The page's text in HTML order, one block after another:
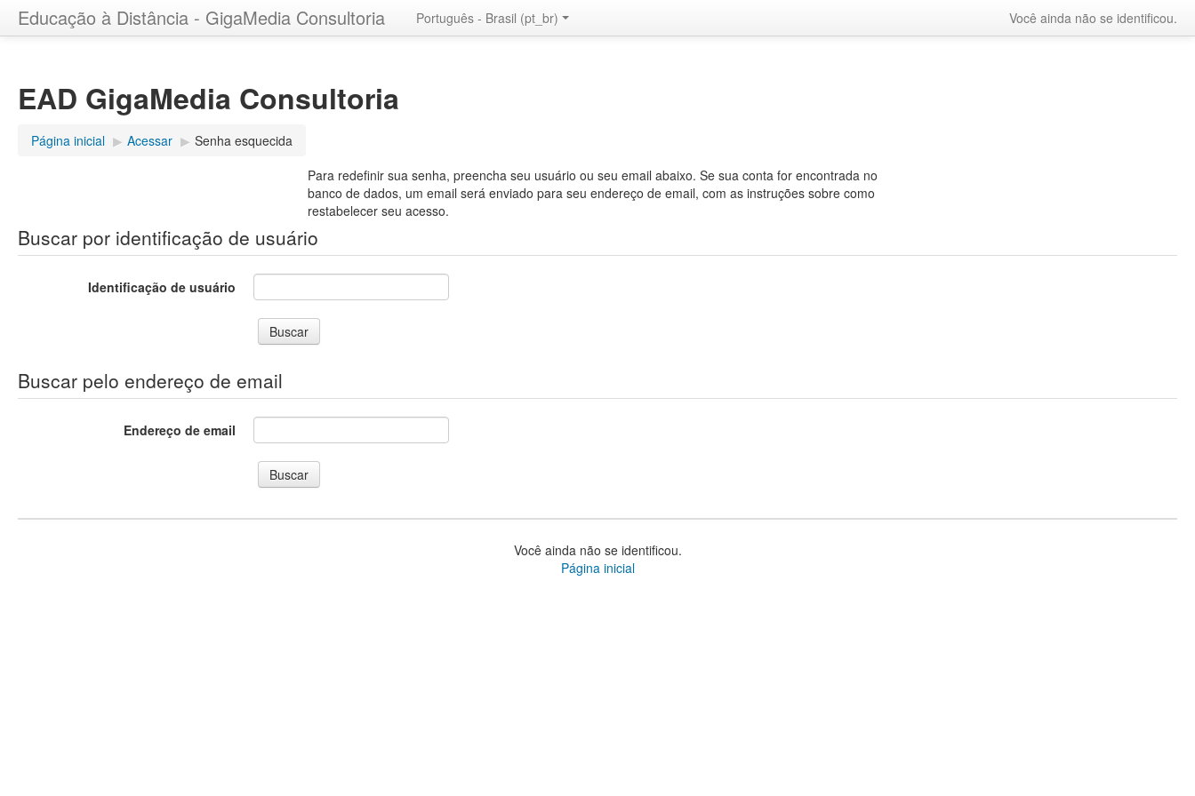
Educação à Distância - GigaMedia Consultoria Você ainda não se identificou.
Português - Brasil ‎(pt_br)‎
EAD GigaMedia Consultoria
Página inicial ▶︎ Acessar ▶︎ Senha esquecida
Para redefinir sua senha, preencha seu usuário ou seu email abaixo. Se sua conta for encontrada no
banco de dados, um email será enviado para seu endereço de email, com as instruções sobre como
restabelecer seu acesso.
Buscar por identificação de usuário
Identificação de usuário
Buscar pelo endereço de email
Endereço de email
Você ainda não se identificou.
Página inicial